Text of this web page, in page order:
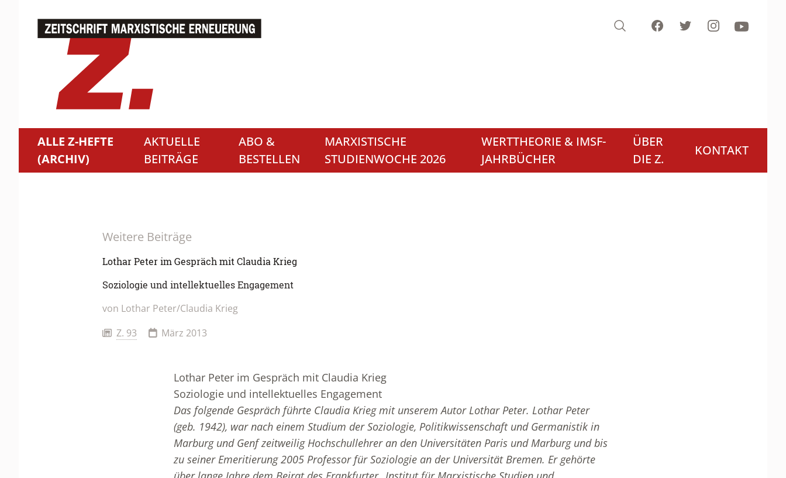
Search FacebookTwitterInstagramYoutube
ALLE Z-HEFTE
(ARCHIV)
AKTUELLE
BEITRÄGE
ABO &
BESTELLEN
MARXISTISCHE
STUDIENWOCHE 2026
WERTTHEORIE & IMSF-
JAHRBÜCHER
ÜBER
DIE Z.
KONTAKT
Weitere Beiträge
Lothar Peter im Gespräch mit Claudia Krieg
Soziologie und intellektuelles Engagement
von Lothar Peter/Claudia Krieg
Z. 93
März 2013
Lothar Peter im Gespräch mit Claudia Krieg
Soziologie und intellektuelles Engagement
Das folgende Gespräch führte Claudia Krieg mit unserem Autor Lothar Peter. Lothar Peter
(geb. 1942), war nach einem Studium der Soziologie, Politikwissenschaft und Germanistik in
Marburg und Genf zeitweilig Hochschullehrer an den Universitäten Paris und Marburg und bis
zu seiner Emeritierung 2005 Professor für Soziologie an der Universität Bremen. Er gehörte